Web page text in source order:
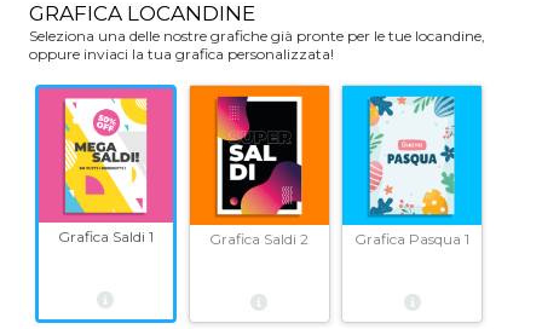
GRAFICA LOCANDINE
Seleziona una delle nostre grafiche già pronte per le tue locandine,
oppure inviaci la tua grafica personalizzata!
Grafica Saldi 1 Grafica Saldi 2 Grafica Pasqua 1